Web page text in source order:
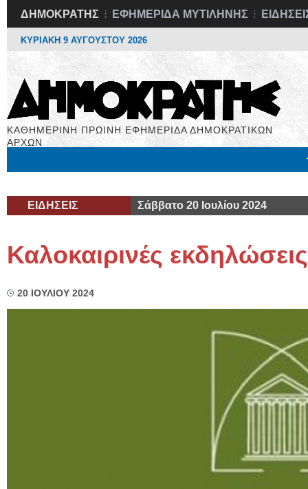
ΔΗΜΟΚΡΑΤΗΣ ΕΦΗΜΕΡΙΔΑ ΜΥΤΙΛΗΝΗΣ
ΚΥΡΙΑΚΗ 9 ΑΥΓΟΥΣΤΟΥ 2026
ΚΑΘΗΜΕΡΙΝΗ ΠΡΩΙΝΗ ΕΦΗΜΕΡΙΔΑ ΔΗΜΟΚΡΑΤΙΚΩΝ
ΑΡΧΩΝ
ΕΙΔΗΣΕΙΣ Σάββατο 20 Ιουλίου 2024
Καλοκαιρινές εκδηλώσεις
20 ΙΟΥΛΙΟΥ 2024